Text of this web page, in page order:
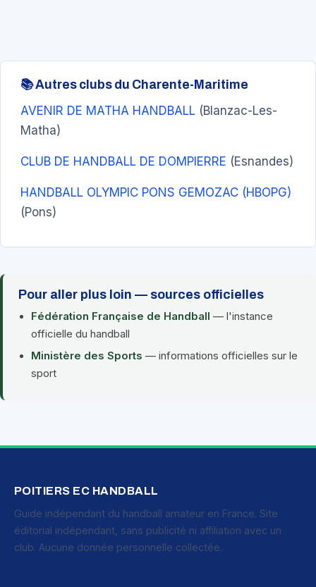
📚 Autres clubs du Charente-Maritime
AVENIR DE MATHA HANDBALL (Blanzac-Les-
Matha)
CLUB DE HANDBALL DE DOMPIERRE (Esnandes)
HANDBALL OLYMPIC PONS GEMOZAC (HBOPG)
(Pons)
Pour aller plus loin — sources officielles
Fédération Française de Handball — l'instance
officielle du handball
Ministère des Sports — informations officielles sur le
sport
POITIERS EC HANDBALL
Guide indépendant du handball amateur en France. Site
éditorial indépendant, sans publicité ni affiliation avec un
club. Aucune donnée personnelle collectée.